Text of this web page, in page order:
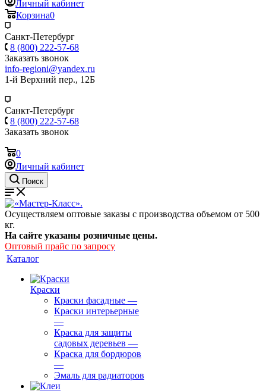
Личный кабинет
Корзина0
Санкт-Петербург
8 (800) 222-57-68
Заказать звонок
info-regioni@yandex.ru
1-й Верхний пер., 12Б
Санкт-Петербург
8 (800) 222-57-68
Заказать звонок
0
Личный кабинет
Поиск
Осуществляем оптовые заказы с производства объемом от 500
кг.
На сайте указаны розничные цены.
Оптовый прайс по запросу
Каталог
Краски
Краски фасадные —
Краски интерьерные
—
Краска для защиты
садовых деревьев —
⁠Краска для бордюров
—
Эмаль для радиаторов